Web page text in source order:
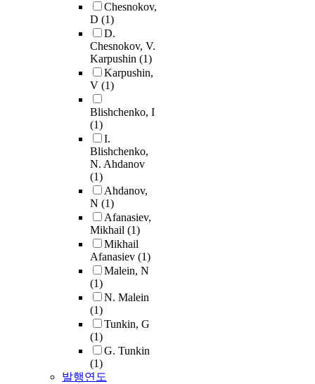
Chesnokov,
D (1)
D.
Chesnokov, V.
Karpushin (1)
Karpushin,
V (1)
Blishchenko, I
(1)
I.
Blishchenko,
N. Ahdanov
(1)
Ahdanov,
N (1)
Afanasiev,
Mikhail (1)
Mikhail
Afanasiev (1)
Malein, N
(1)
N. Malein
(1)
Tunkin, G
(1)
G. Tunkin
(1)
발행연도